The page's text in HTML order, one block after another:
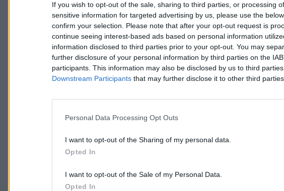
If you wish to opt-out of the sale, sharing to third parties, or processing
sensitive information for targeted advertising by us, please use the
confirm your selection. Please note that after your opt-out request is
continue seeing interest-based ads based on personal information
information disclosed to third parties prior to your opt-out. You may
further disclosure of your personal information by third parties on the
participants. This information may also be disclosed by us to third
Downstream Participants that may further disclose it to other third parties.
Personal Data Processing Opt Outs
I want to opt-out of the Sharing of my personal data.
Opted In
I want to opt-out of the Sale of my Personal Data.
Opted In
Jelszó
Elfelejtette a jelszavát?
BEJELENTKEZÉS